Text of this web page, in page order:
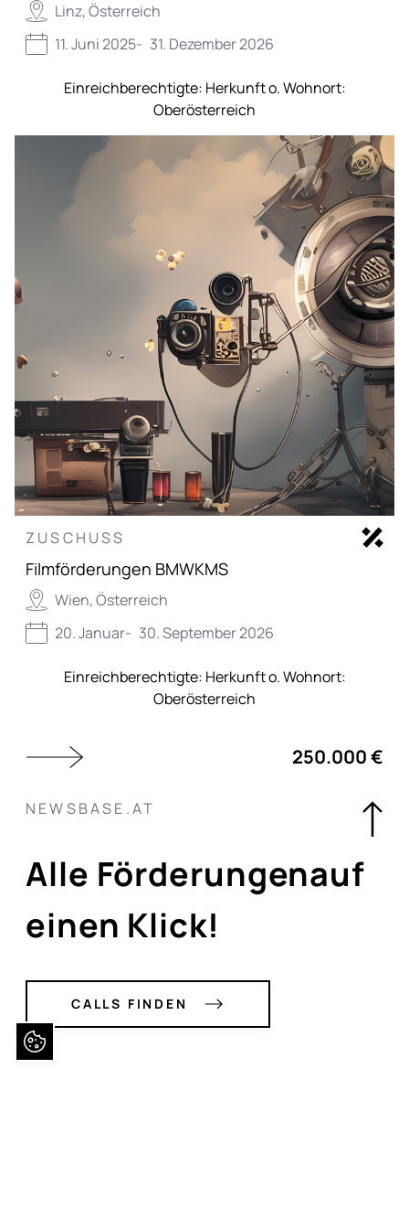
Linz, Österreich
11. Juni 2025- 31. Dezember 2026
Einreichberechtigte: Herkunft o. Wohnort:
Oberösterreich
ZUSCHUSS
Filmförderungen BMWKMS
Wien, Österreich
20. Januar- 30. September 2026
Einreichberechtigte: Herkunft o. Wohnort:
Oberösterreich
250.000 €
NEWSBASE.AT
Alle Förderungenauf
einen Klick!
CALLS FINDEN